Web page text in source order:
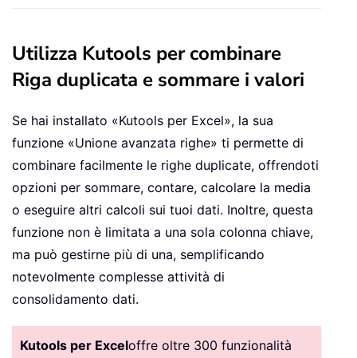
Utilizza Kutools per combinare
Riga duplicata e sommare i valori
Se hai installato «Kutools per Excel», la sua
funzione «Unione avanzata righe» ti permette di
combinare facilmente le righe duplicate, offrendoti
opzioni per sommare, contare, calcolare la media
o eseguire altri calcoli sui tuoi dati. Inoltre, questa
funzione non è limitata a una sola colonna chiave,
ma può gestirne più di una, semplificando
notevolmente complesse attività di
consolidamento dati.
Kutools per Exceloffre oltre 300 funzionalità